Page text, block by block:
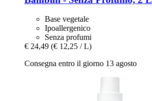
Base vegetale
Ipoallergenico
Senza profumi
€ 24,49 (€ 12,25 / L)
Consegna entro il giorno 13 agosto